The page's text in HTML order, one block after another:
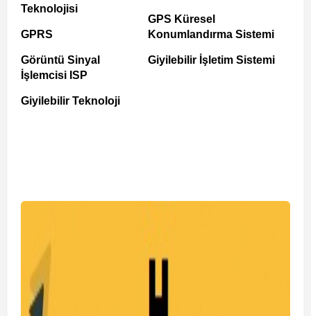
Teknolojisi
GPRS
Görüntü Sinyal
İşlemcisi ISP
Giyilebilir Teknoloji
GPS Küresel
Konumlandırma Sistemi
Giyilebilir İşletim Sistemi